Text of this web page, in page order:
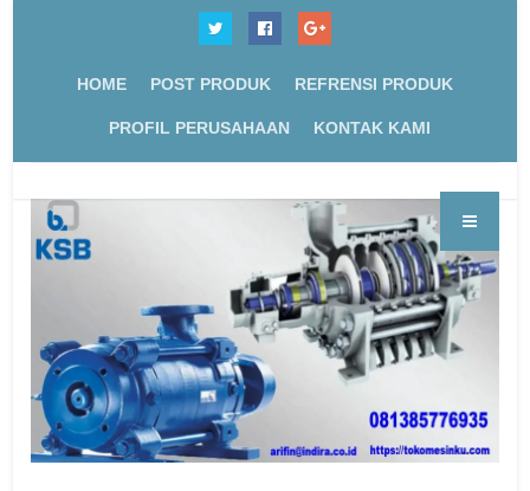
HOME POST PRODUK REFRENSI PRODUK
PROFIL PERUSAHAAN KONTAK KAMI